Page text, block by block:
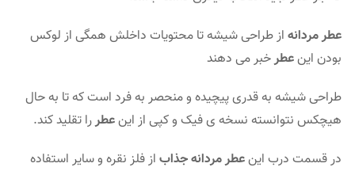
عطر مردانه از طراحی شیشه تا محتویات داخلش همگی از لوکس
بودن اینعطرخبر می دهند
طراحی شیشه به قدری پیچیده و منحصر به فرد است که تا به حال
هیچکس نتوانسته نسخه ی فیک و کپی از اینعطررا تقلید کند.
در قسمت درب اینعطر مردانه جذاب از فلز نقره و سایر استفاده